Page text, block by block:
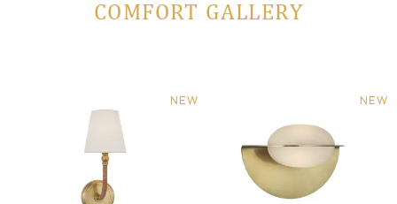
COMFORT GALLERY
NEW NEW